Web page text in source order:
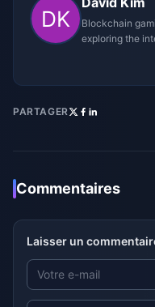
Blockchain
exploring the
PARTAGER
Commentaires
Laisser un